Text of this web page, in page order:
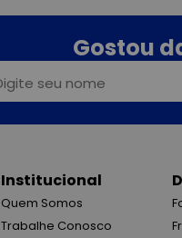
Gostou
Institucional
Quem Somos
Trabalhe Conosco